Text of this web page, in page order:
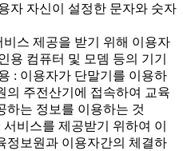
자 자신이 설정한 문자와 숫자
스 제공을 받기 위해 이용자
용 컴퓨터 및 모뎀 등의 기기
: 이용자가 단말기를 이용하
의 주전산기에 접속하여 교육
하는 정보를 이용하는 것
비스를 제공받기 위하여 이
정보원과 이용자간의 체결하